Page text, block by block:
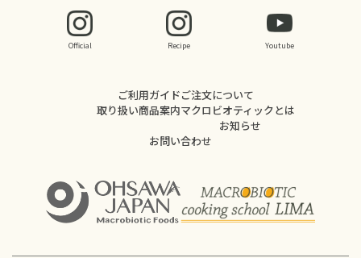
Official Recipe Youtube
ご利用ガイドご注文について
取り扱い商品案内マクロビオティックとは
お知らせ
お問い合わせ